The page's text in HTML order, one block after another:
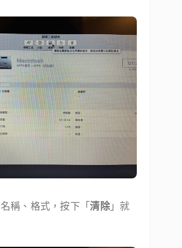
稱、格式，按下「清除」就